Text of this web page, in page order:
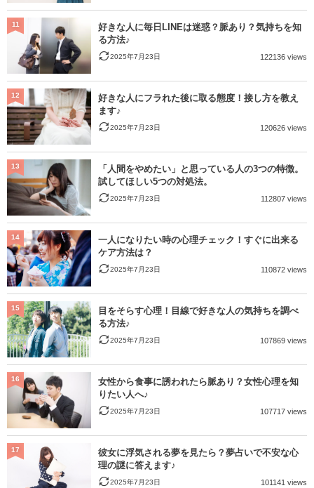
好きな人に毎日LINEは迷惑？脈あり？気持ちを知
る方法♪
2025年7月23日 122136 views
11
好きな人にフラれた後に取る態度！接し方を教え
ます♪
2025年7月23日 120626 views
12
「人間をやめたい」と思っている人の3つの特徴。
試してほしい5つの対処法。
2025年7月23日 112807 views
13
一人になりたい時の心理チェック！すぐに出来る
ケア方法は？
2025年7月23日 110872 views
14
目をそらす心理！目線で好きな人の気持ちを調べ
る方法♪
2025年7月23日 107869 views
15
女性から食事に誘われたら脈あり？女性心理を知
りたい人へ♪
2025年7月23日 107717 views
16
彼女に浮気される夢を見たら？夢占いで不安な心
理の謎に答えます♪
2025年7月23日 101141 views
17